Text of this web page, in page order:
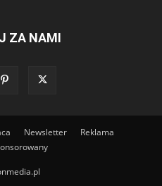
ZA NAMI
Newsletter
Reklama